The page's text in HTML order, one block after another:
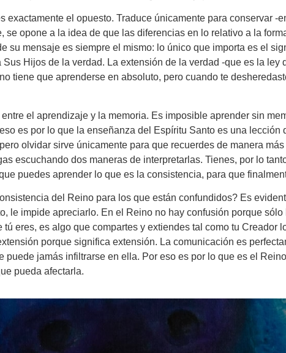
exactamente el opuesto. Traduce únicamente para conservar -
opone a la idea de que las diferencias en lo relativo a la
su mensaje es siempre el mismo: lo único que importa es el
Hijos de la verdad. La extensión de la verdad -que es la
tiene que aprenderse en absoluto, pero cuando te
el aprendizaje y la memoria. Es imposible aprender sin
es por lo que la enseñanza del Espíritu Santo es una lección
olvidar sirve únicamente para que recuerdes de manera
escuchando dos maneras de interpretarlas. Tienes, por lo
puedes aprender lo que es la consistencia, para que
del Reino para los que están confundidos? Es
le impide apreciarlo. En el Reino no hay confusión porque
eres, es algo que compartes y extiendes tal como tu Creador
porque significa extensión. La comunicación es
jamás infiltrarse en ella. Por eso es por lo que es el
pueda afectarla.